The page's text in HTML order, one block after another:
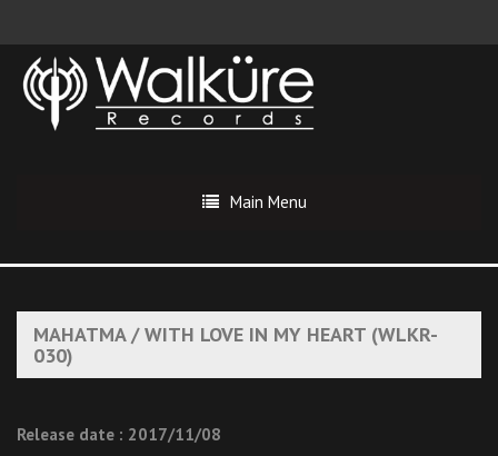
Main Menu
MAHATMA / WITH LOVE IN MY HEART (WLKR-
030)
Release date : 2017/11/08